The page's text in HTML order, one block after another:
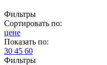
Фильтры
Сортировать по:
цене
Показать по:
30 45 60
Фильтры